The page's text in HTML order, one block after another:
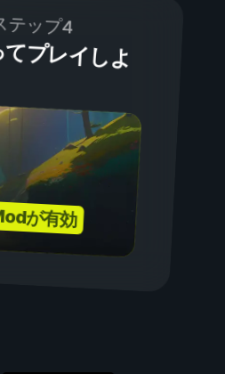
テップ4
プレイしよ
が有効